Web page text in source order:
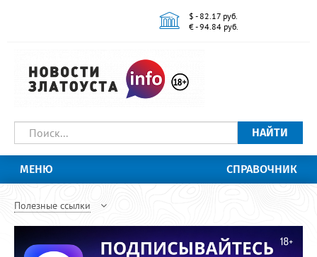
$ - 82.17 руб.
€ - 94.84 руб.
НАЙТИ
МЕНЮ СПРАВОЧНИК
Полезные ссылки